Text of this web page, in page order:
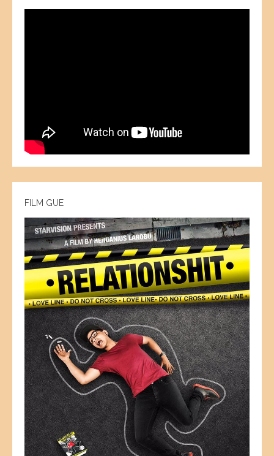
FILM GUE